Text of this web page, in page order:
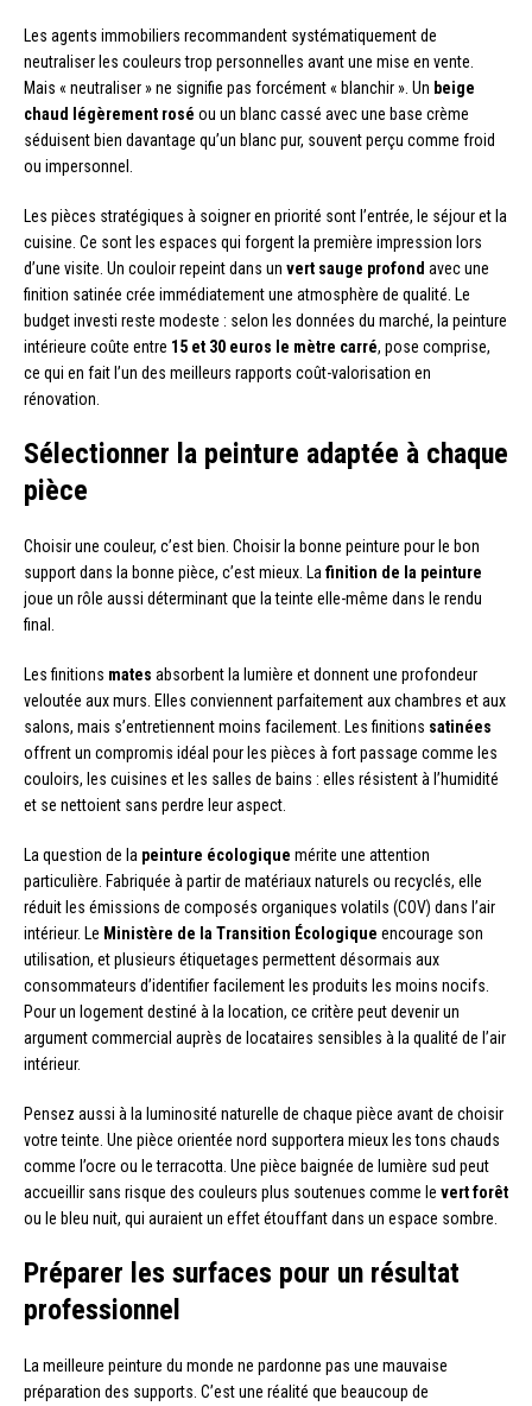
Les agents immobiliers recommandent systématiquement de
neutraliser les couleurs trop personnelles avant une mise en vente.
Mais « neutraliser » ne signifie pas forcément « blanchir ». Un beige
chaud légèrement rosé ou un blanc cassé avec une base crème
séduisent bien davantage qu’un blanc pur, souvent perçu comme froid
ou impersonnel.
Les pièces stratégiques à soigner en priorité sont l’entrée, le séjour et la
cuisine. Ce sont les espaces qui forgent la première impression lors
d’une visite. Un couloir repeint dans un vert sauge profond avec une
finition satinée crée immédiatement une atmosphère de qualité. Le
budget investi reste modeste : selon les données du marché, la peinture
intérieure coûte entre 15 et 30 euros le mètre carré, pose comprise,
ce qui en fait l’un des meilleurs rapports coût-valorisation en
rénovation.
Sélectionner la peinture adaptée à chaque
pièce
Choisir une couleur, c’est bien. Choisir la bonne peinture pour le bon
support dans la bonne pièce, c’est mieux. La finition de la peinture
joue un rôle aussi déterminant que la teinte elle-même dans le rendu
final.
Les finitions mates absorbent la lumière et donnent une profondeur
veloutée aux murs. Elles conviennent parfaitement aux chambres et aux
salons, mais s’entretiennent moins facilement. Les finitions satinées
offrent un compromis idéal pour les pièces à fort passage comme les
couloirs, les cuisines et les salles de bains : elles résistent à l’humidité
et se nettoient sans perdre leur aspect.
La question de la peinture écologique mérite une attention
particulière. Fabriquée à partir de matériaux naturels ou recyclés, elle
réduit les émissions de composés organiques volatils (COV) dans l’air
intérieur. Le Ministère de la Transition Écologique encourage son
utilisation, et plusieurs étiquetages permettent désormais aux
consommateurs d’identifier facilement les produits les moins nocifs.
Pour un logement destiné à la location, ce critère peut devenir un
argument commercial auprès de locataires sensibles à la qualité de l’air
intérieur.
Pensez aussi à la luminosité naturelle de chaque pièce avant de choisir
votre teinte. Une pièce orientée nord supportera mieux les tons chauds
comme l’ocre ou le terracotta. Une pièce baignée de lumière sud peut
accueillir sans risque des couleurs plus soutenues comme le vert forêt
ou le bleu nuit, qui auraient un effet étouffant dans un espace sombre.
Préparer les surfaces pour un résultat
professionnel
La meilleure peinture du monde ne pardonne pas une mauvaise
préparation des supports. C’est une réalité que beaucoup de